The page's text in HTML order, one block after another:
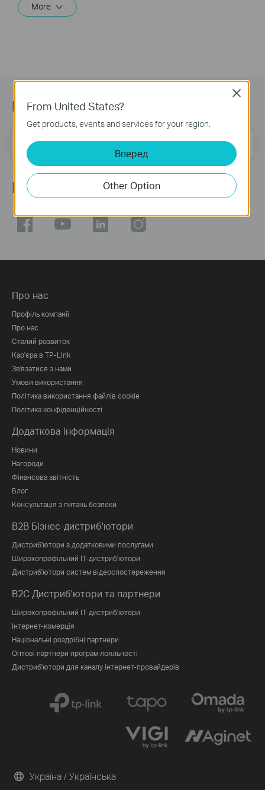
More
Підписатись на розсилку
Email Address Sign Up
Ми в соцмережах
Про нас
Профіль компанії
Про нас
Сталий розвиток
Кар'єра в TP-Link
Зв'язатися з нами
Умови використання
Політика використання файлів cookie
Політика конфіденційності
Додаткова інформація
Новини
Нагороди
Фінансова звітність
Блог
Консультація з питань безпеки
B2B Бізнес-дистриб'ютори
Дистриб'ютори з додатковими послугами
Широкопрофільний IT-дистриб'ютори
Дистриб'ютори систем відеоспостереження
B2C Дистриб'ютори та партнери
Широкопрофільний IT-дистриб'ютори
Інтернет-комерція
Національні роздрібні партнери
Оптові партнери програм лояльності
Дистриб'ютори для каналу інтернет-провайдерів
Україна / Українська
From United States?
Get products, events and services for your region.
Вперед
Other Option
Close